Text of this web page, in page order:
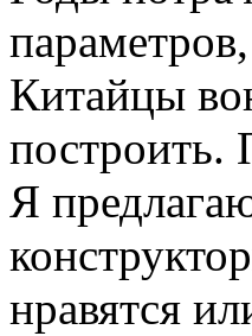
Китайцы
построить.
Я
нравятся